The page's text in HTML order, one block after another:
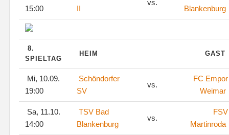
15:00
II
vs.
Blankenburg
8.
SPIELTAG
HEIM GAST
Mi, 10.09.
19:00
Schöndorfer
SV
vs.
FC Empor
Weimar
Sa, 11.10.
14:00
TSV Bad
Blankenburg
vs.
FSV
Martinroda